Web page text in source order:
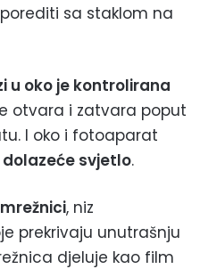
sa staklom na
u oko je kontrolirana
otvara i zatvara poput
I oko i fotoaparat
svjetlo.
, niz
prekrivaju unutrašnju
djeluje kao film